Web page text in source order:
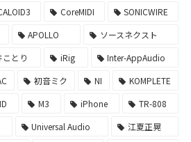
CoreMIDI
SONICWIRE
APOLLO
ソースネクスト
ことり iRig
Inter-AppAudio
初音ミク NI
KOMPLETE
M3 iPhone
TR-808
Universal Audio
江夏正晃